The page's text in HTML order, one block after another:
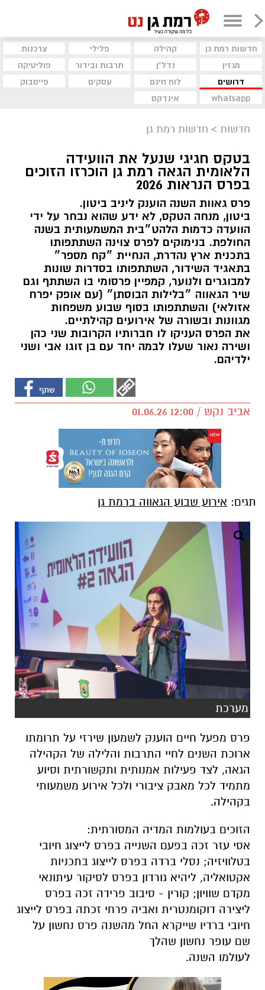
חדשות רמת גן קהילה פלילי
צרכנות
מגזין
נדל"ן תרבות ובידור
פוליטיקה
דרושים
לוח חינם עסקים
פייסבוק
whatsapp
אינדקס
חדשות > חדשות רמת גן
בטקס חגיגי שנעל את הוועידה
הלאומית הגאה רמת גן הוכרזו הזוכים
בפרס הנראות 2026
פרס גאוות השנה הוענק ליניב ביטון.
ביטון, מנחה הטקס, לא ידע שהוא נבחר על ידי
הוועדה כדמות הלהט״בית המשמעותית בשנה
החולפת. בנימוקים לפרס צוינה השתתפותו
בתכנית ארץ נהדרת, הנחיית ״קח מספר״
בתאגיד השידור, השתתפותו בסדרות שונות
למבוגרים ולנוער, קמפיין פרסומי בו השתתף וגם
שיר הגאווה ״בלילות הבוסתן״ (עם אופק יפרח
אזולאי) והשתתפותו בסוף שבוע משפחות
מגוונות ובשורה של אירועים קהילתיים.
את הפרס העניקו לו חברותיו הקרובות שני כהן
ושירה נאור שעלו לבמה יחד עם בן זוגו אבי ושני
ילדיהם.
אביב נקש / 12:00 01.06.26
תגים: אירוע שבוע הגאווה ברמת גן
מערכת
פרס מפעל חיים הוענק לשמעון שירזי על תרומתו
ארוכת השנים לחיי התרבות והלילה של הקהילה
הגאה, לצד פעילות אמנותית ותקשורתית וסיוע
מתמיד לכל מאבק ציבורי ולכל אירוע משמעותי
בקהילה.
הזוכים בעולמות המדיה המסורתית:
אסי עזר זכה בפעם השנייה בפרס לייצוג חיובי
בטלוויזיה; נסלי ברדה בפרס לייצוג בתכניות
אקטואליה, ליהיא גורדון בפרס לסיקור עיתונאי
מקדם שוויון; קורין - סיבוב פרידה זכה בפרס
ליצירה דוקומנטרית ואביה פרחי זכתה בפרס לייצוג
חיובי ברדיו שייקרא החל מהשנה פרס נחשון על
שם עופר נחשון שהלך
לעולמו השנה.